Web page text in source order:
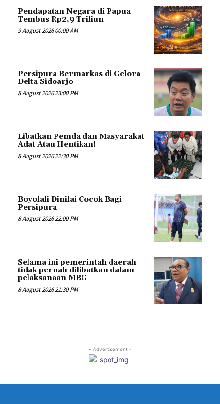
Pendapatan Negara di Papua
Tembus Rp2,9 Triliun
9 August 2026 00:00 AM
Persipura Bermarkas di Gelora
Delta Sidoarjo
8 August 2026 23:00 PM
Libatkan Pemda dan Masyarakat
Adat Atau Hentikan!
8 August 2026 22:30 PM
Boyolali Dinilai Cocok Bagi
Persipura
8 August 2026 22:00 PM
Selama ini pemerintah daerah
tidak pernah dilibatkan dalam
pelaksanaan MBG
8 August 2026 21:30 PM
- Advertisement -